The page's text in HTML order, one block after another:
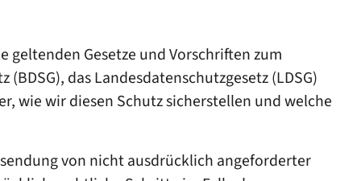
Gesetze und Vorschriften zum
das Landesdatenschutzgesetz (LDSG)
wie wir diesen Schutz sicherstellen und welche
von nicht ausdrücklich angeforderter